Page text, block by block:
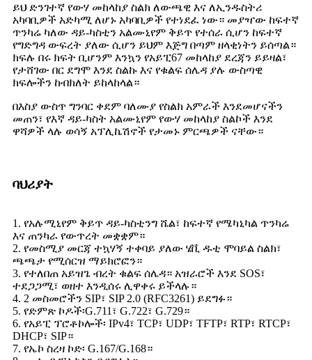
ይህ ድንገተኛ የውሃ መከላከያ ስልክ ለውጫዊ እና ለኢንዱስትሪ
አካባቢዎች አድካሚ ለሆኑ አካባቢዎች የተነደፈ ነው። መያዣው ከፍተኛ
ጥንካሬ ካለው ዳይ-ካስቲን አልሙኒየም ቅይጥ የተሰራ ሲሆን ከፍተኛ
የግድግዳ ውፍረት ያለው ሲሆን ይህም እጅግ በጣም ዘላቂነትን ይሰጣል።
ክፍሉ በሩ ክፍት ቢሆንም እንኳን የአይፒ67 መከላከያ ደረጃን ይይዛል፣
የታሸገው በር ደግሞ እንደ ስልኩ እና የቁልፍ ሰሌዳ ያሉ ውስጣዊ
ክፍሎችን ከብክለት ይከላከላል።
በእስያ ውስጥ ግንባር ቀደም ባለሙያ የስልክ አምራች እንደመሆናችን
መጠን፣ የእኛ ዳይ-ካስት አልሙኒየም የውሃ መከላከያ ስልኮች እንደ
ዋሻዎች ላሉ ወሳኝ አፕሊኬሽኖች የታመኑ ምርጫዎች ናቸው።
ባህሪያት
1. የአሉሚኒየም ቅይጥ ዳይ-ካስቲንግ ሼል፣ ከፍተኛ የሜካኒካል ጥንካሬ
እና ጠንካራ የውጥረት መቋቋም።
2. የመስሚያ መርጃ ተኳሃኝ ተቀባይ ያለው ሄቪ ዱቲ ሞባይል ስልክ፣
ጫጫታ የሚሰርዝ ማይክሮፎን።
3. የተለበጠ አይዝጌ ብረት ቁልፍ ሰሌዳ። አዝራሮች እንደ SOS፣
ተደጋጋሚ፣ ወዘተ እንዲሰሩ ሊዋቀሩ ይችላሉ።
4. 2 መስመሮችን SIP፣ SIP 2.0 (RFC3261) ይደግፉ።
5. የድምጽ ኮዶች፡G.711፣ G.722፣ G.729።
6. የአይፒ ፕሮቶኮሎች፡ IPv4፣ TCP፣ UDP፣ TFTP፣ RTP፣ RTCP፣
DHCP፣ SIP።
7. የኤኮ ስረዛ ኮድ፡ G.167/G.168።